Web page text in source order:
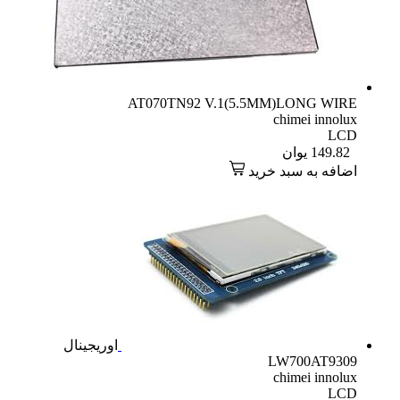
AT070TN92 V.1(5.5MM)LONG WIRE
chimei innolux
LCD
149.82 یوان
اضافه به سبد خرید
اوریجینال
LW700AT9309
chimei innolux
LCD